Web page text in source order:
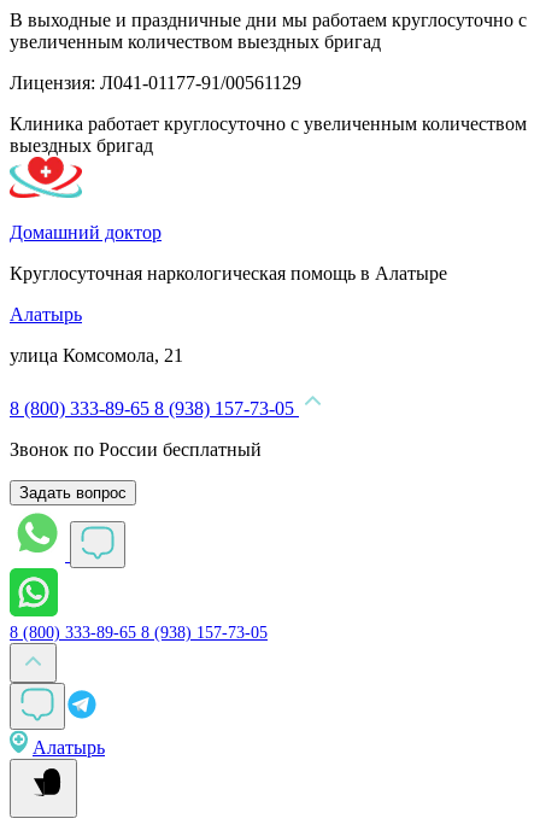
В выходные и праздничные дни мы работаем круглосуточно с
увеличенным количеством выездных бригад
Лицензия: Л041-01177-91/00561129
Клиника работает круглосуточно с увеличенным количеством
выездных бригад
Домашний доктор
Круглосуточная наркологическая помощь в Алатыре
Алатырь
улица Комсомола, 21
8 (800) 333-89-65 8 (938) 157-73-05
Звонок по России бесплатный
Задать вопрос
8 (800) 333-89-65 8 (938) 157-73-05
Алатырь